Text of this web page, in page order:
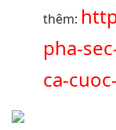
thêm:
pha-
ca-